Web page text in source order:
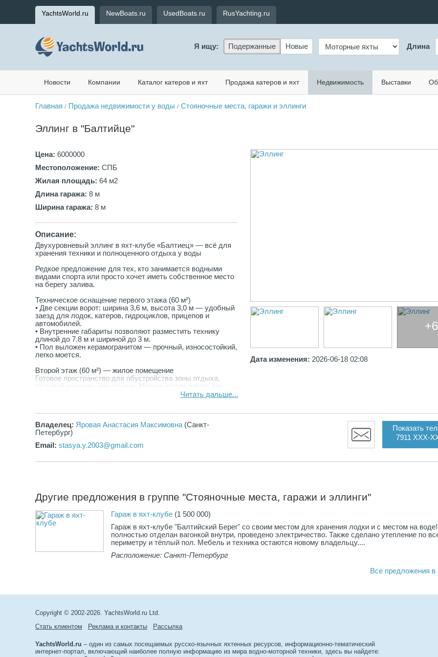
YachtsWorld.ru NewBoats.ru UsedBoats.ru RusYachting.ru
Я ищу: Подержанные Новые Длина
Новости Компании Каталог катеров и яхт Продажа катеров и яхт Недвижимость Выставки
Главная / Продажа недвижимости у воды / Стояночные места, гаражи и эллинги
Эллинг в "Балтийце"
Цена: 6000000
Местоположение: СПБ
Жилая площадь: 64 м2
Длина гаража: 8 м
Ширина гаража: 8 м
Описание:
Двухуровневый эллинг в яхт-клубе «Балтиец» — всё для
хранения техники и полноценного отдыха у воды
Редкое предложение для тех, кто занимается водными
видами спорта или просто хочет иметь собственное место
на берегу залива.
Техническое оснащение первого этажа (60 м²)
• Две секции ворот: ширина 3,6 м, высота 3,0 м — удобный
заезд для лодок, катеров, гидроциклов, прицепов и
автомобилей.
• Внутренние габариты позволяют разместить технику
длиной до 7.8 м и шириной до 3 м.
• Пол выложен керамогранитом — прочный, износостойкий,
легко моется.
Второй этаж (60 м²) — жилое помещение
Готовое пространство для обустройства зоны отдыха,
гостевой комнаты или студии. Можно использовать как
место для ночёвки, хранения снаряжения или встреч с
Оборудованная площадка рядом с эллингом —
приготовление на открытом воздухе без необходимости
занимать место внутри.
• Охраняемая территория, въезд строго по пропускам.
• Круглосуточная парковка непосредственно у эллинга.
• Возможность аренды причала (для членов клуба).
Почему это выгодно
Общая площадь постройки 8×8 м (120 м² на двух уровнях)
позволяет совместить технический бокс и комфортное
помещение для отдыха в одном объекте. Обслуживание и
хранение водной техники становятся значительно проще:
Читать дальше...
+6
Дата изменения: 2026-06-18 02:08
Владелец: Яровая Анастасия Максимовна (Санкт-
Петербург)
Email: stasya.y.2003@gmail.com
Показать
7911 XXX-
Другие предложения в группе "Стояночные места, гаражи и эллинги"
Гараж в яхт-клубе (1 500 000)
Гараж в яхт-клубе "Балтийский Берег" со своим местом для хранения лодки и с местом на
полностью отделан вагонкой внутри, проведено электричество. Также сделано утепление по
периметру и тёплый пол. Мебель и техника остаются новому владельцу....
Расположение: Санкт-Петербург
Все предложения в
Copyright © 2002-2026. YachtsWorld.ru Ltd.
Стать клиентом
Реклама и контакты Рассылка
YachtsWorld.ru – один из самых посещаемых русско-язычных яхтенных ресурсов, информационно-тематический
интернет-портал, включающий наиболее полную информацию из мира водно-моторной техники, здесь вы найдете: